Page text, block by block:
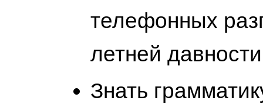
телефонных
летней давности
Знать